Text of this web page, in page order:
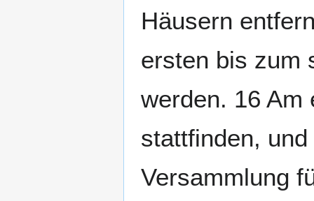
Häusern
ersten bis zum
werden. 16 Am
stattfinden,
Versammlung